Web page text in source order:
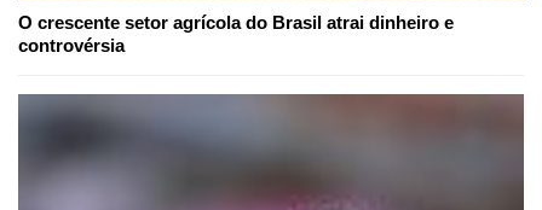
O crescente setor agrícola do Brasil atrai dinheiro e
controvérsia